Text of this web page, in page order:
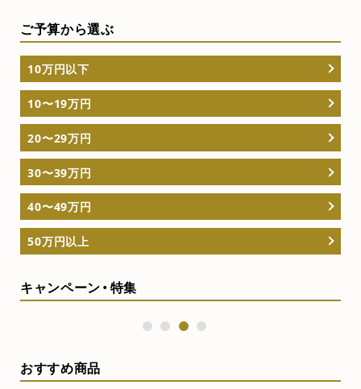
ご予算から選ぶ
10万円以下
10〜19万円
20〜29万円
30〜39万円
40〜49万円
50万円以上
キャンペーン・特集
3
おすすめ商品